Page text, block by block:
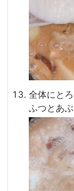
全体にと
ふつとあ